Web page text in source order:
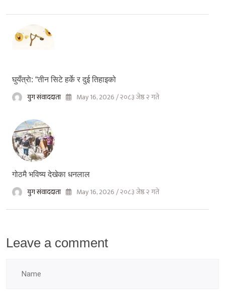
घुयँत्राे: “तीन सिटे हर्के र दुई तिहाइको
युग संवाददाता May 16, 2026 / २०८३ जेष्ठ २ गते
गोठमै भविष्य देखेका धनलाल
युग संवाददाता May 16, 2026 / २०८३ जेष्ठ २ गते
Leave a comment